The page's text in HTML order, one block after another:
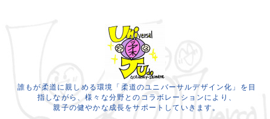
誰もが柔道に親しめる環境「柔道のユニバーサルデザイン化」を目
指しながら、様々な分野とのコラボレーションにより、
親子の健やかな成長をサポートしていきます。